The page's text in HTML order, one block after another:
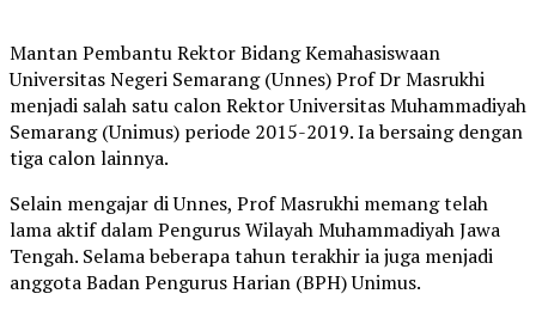
Mantan Pembantu Rektor Bidang Kemahasiswaan
Universitas Negeri Semarang (Unnes) Prof Dr Masrukhi
menjadi salah satu calon Rektor Universitas Muhammadiyah
Semarang (Unimus) periode 2015-2019. Ia bersaing dengan
tiga calon lainnya.
Selain mengajar di Unnes, Prof Masrukhi memang telah
lama aktif dalam Pengurus Wilayah Muhammadiyah Jawa
Tengah. Selama beberapa tahun terakhir ia juga menjadi
anggota Badan Pengurus Harian (BPH) Unimus.